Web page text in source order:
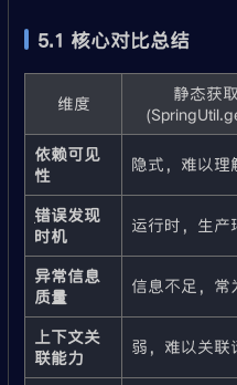
5.1 核心对比总结
维度
静态获
依赖可见
性
隐式，难以理
错误发现
时机
运行时，生产
异常信息
质量
信息不足，常
上下文关
联能力
弱，难以关联